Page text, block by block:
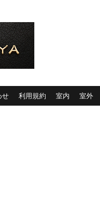
せ 利用規約 室内 室外